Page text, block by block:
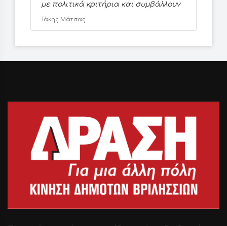
με πολιτικά κριτήρια και συμβάλλουν
Τάκης Μάτσας